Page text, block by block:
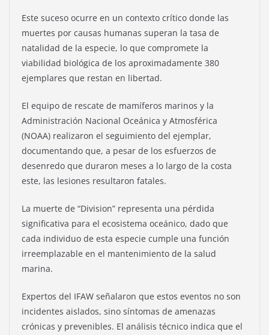
Este suceso ocurre en un contexto crítico donde las
muertes por causas humanas superan la tasa de
natalidad de la especie, lo que compromete la
viabilidad biológica de los aproximadamente 380
ejemplares que restan en libertad.
El equipo de rescate de mamíferos marinos y la
Administración Nacional Oceánica y Atmosférica
(NOAA) realizaron el seguimiento del ejemplar,
documentando que, a pesar de los esfuerzos de
desenredo que duraron meses a lo largo de la costa
este, las lesiones resultaron fatales.
La muerte de “Division” representa una pérdida
significativa para el ecosistema oceánico, dado que
cada individuo de esta especie cumple una función
irreemplazable en el mantenimiento de la salud
marina.
Expertos del IFAW señalaron que estos eventos no son
incidentes aislados, sino síntomas de amenazas
crónicas y prevenibles. El análisis técnico indica que el